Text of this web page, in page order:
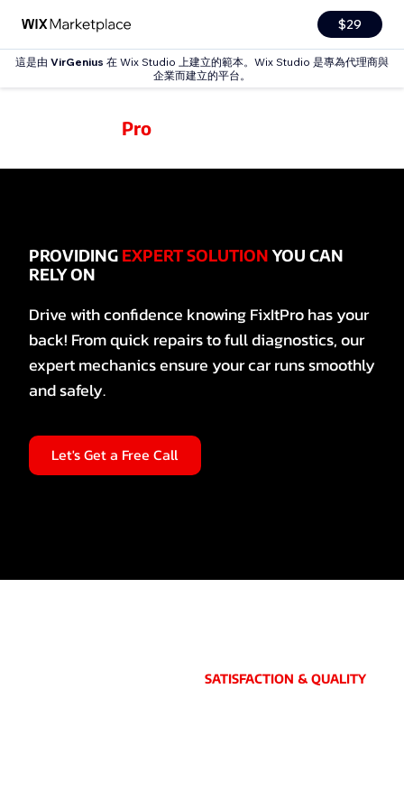
$29
這是由 VirGenius 在 Wix Studio 上建立的範本。Wix Studio 是專為代理商與
企業而建立的平台。